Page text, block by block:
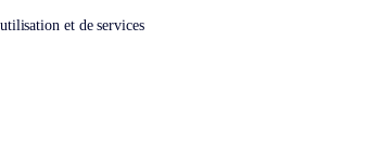
et de services